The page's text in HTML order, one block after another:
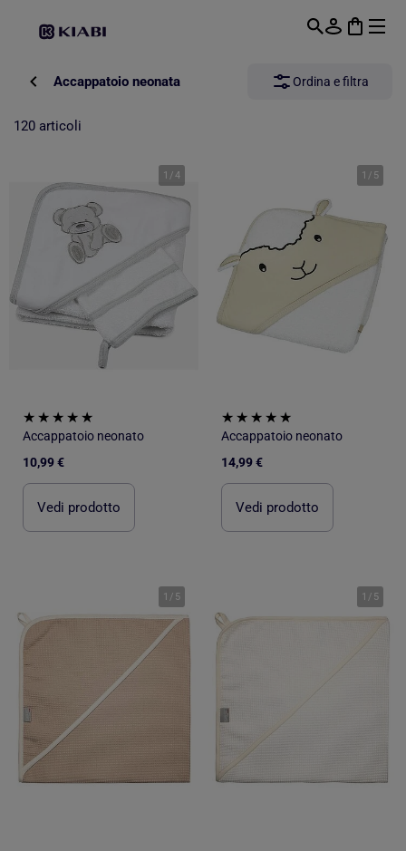
Accappatoio neonata Ordina e filtra
120 articoli
1 /4
Accappatoio neonato
10,99 €
Vedi prodotto
1 / 5
Accappatoio neonato
14,99 €
Vedi prodotto
1 / 5 1 / 5